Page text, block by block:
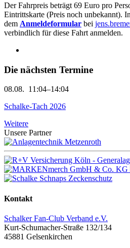
Der Fahrpreis beträgt 69 Euro pro
Eintrittskarte (Preis noch unbekannt).
dem Anmeldeformular bei
verbindlich für diese Fahrt anmelden.
Die nächsten Termine
08.08. 11:04–14:04
Schalke-Tach 2026
Weitere
Unsere Partner
Kontakt
Schalker Fan-Club Verband e.V.
Kurt-Schumacher-Straße 132/134
45881 Gelsenkirchen